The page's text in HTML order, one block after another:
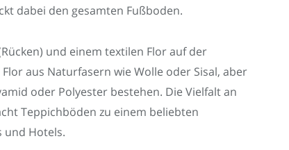
dabei den gesamten Fußboden.
und einem textilen Flor auf der
aus Naturfasern wie Wolle oder Sisal, aber
oder Polyester bestehen. Die Vielfalt an
Teppichböden zu einem beliebten
und Hotels.